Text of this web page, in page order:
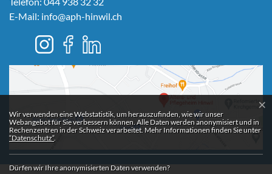
E-Mail: info@aph-hinwil.ch
Webstatistik
Wir verwenden eine Webstatistik, um herauszufinden, wie wir unser
Webangebot für Sie verbessern können. Alle Daten werden anonymisiert und in
Rechenzentren in der Schweiz verarbeitet. Mehr Informationen finden Sie unter
“Datenschutz“.
Dürfen wir Ihre anonymisierten Daten verwenden?
×